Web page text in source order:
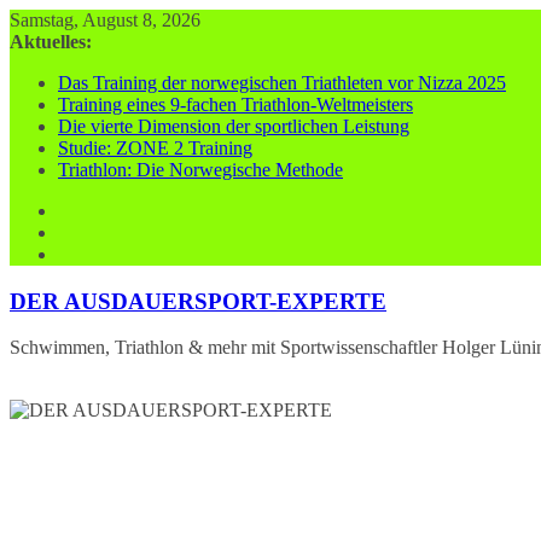
Zum
Inhalt
Samstag, August 8, 2026
Aktuelles:
Das Training der norwegischen Triathleten vor Nizza 2025
Training eines 9-fachen Triathlon-Weltmeisters
Die vierte Dimension der sportlichen Leistung
Studie: ZONE 2 Training
Triathlon: Die Norwegische Methode
DER AUSDAUERSPORT-EXPERTE
Schwimmen, Triathlon & mehr mit Sportwissenschaftler Holger